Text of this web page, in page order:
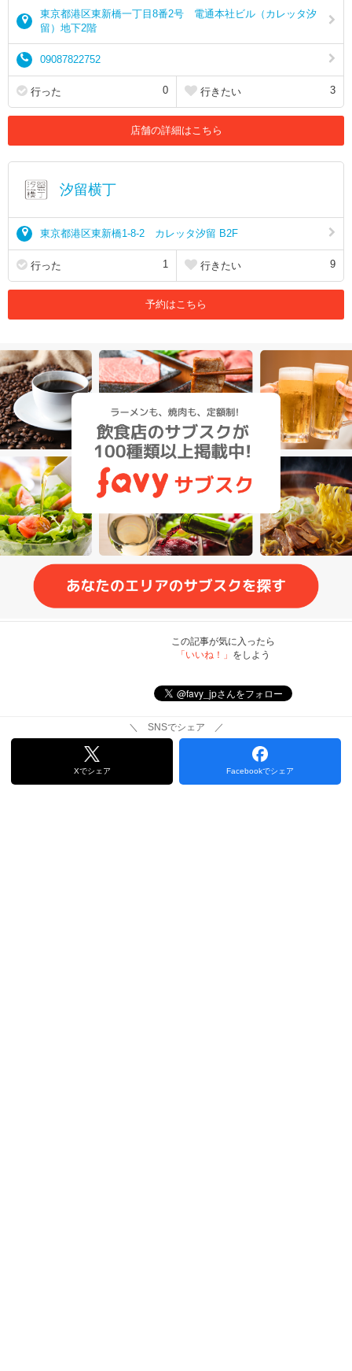
東京都港区東新橋一丁目8番2号 電通本社ビル（カレッタ汐
留）地下2階
09087822752
行った 0 行きたい 3
店舗の詳細はこちら
汐留横丁
東京都港区東新橋1-8-2 カレッタ汐留 B2F
行った 1 行きたい 9
予約はこちら
この記事が気に入ったら
「いいね！」 をしよう
＼ SNSでシェア ／
Xでシェア Facebookでシェア